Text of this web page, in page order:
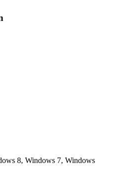
8, Windows 7, Windows